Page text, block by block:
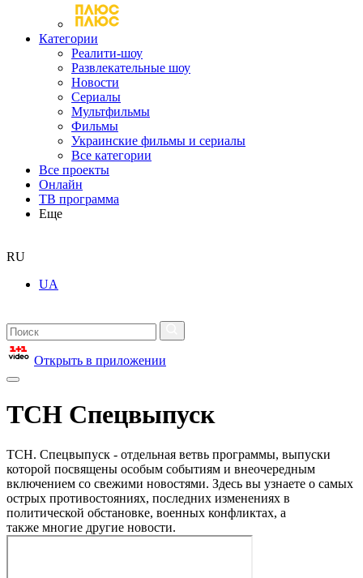
Категории
Реалити-шоу
Развлекательные шоу
Новости
Сериалы
Мультфильмы
Фильмы
Украинские фильмы и сериалы
Все категории
Все проекты
Онлайн
ТВ программа
Еще
RU
UA
Открыть в приложении
ТСН Спецвыпуск
ТСН. Спецвыпуск - отдельная ветвь программы, выпуски
которой посвящены особым событиям и внеочередным
включением со свежими новостями. Здесь вы узнаете о самых
острых противостояниях, последних изменениях в
политической обстановке, военных конфликтах, а
также многие другие новости.